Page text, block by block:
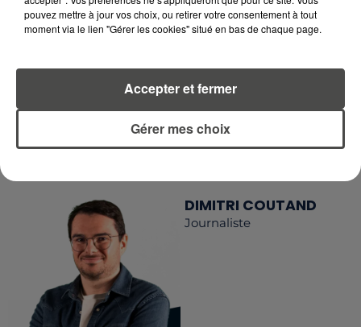
RECEVEZ LES ALERTES INFOS DE LA RÉDACTION
EN TÉLÉCHARGEANT L'APPLICATION MOBILE
LA RÉDACTION
DIMITRI COUTAND
Journaliste
pouvez mettre à jour vos choix, ou retirer votre consentement à tout
moment via le lien "Gérer les cookies" situé en bas de chaque page.
Gérer mes choix
Accepter et fermer